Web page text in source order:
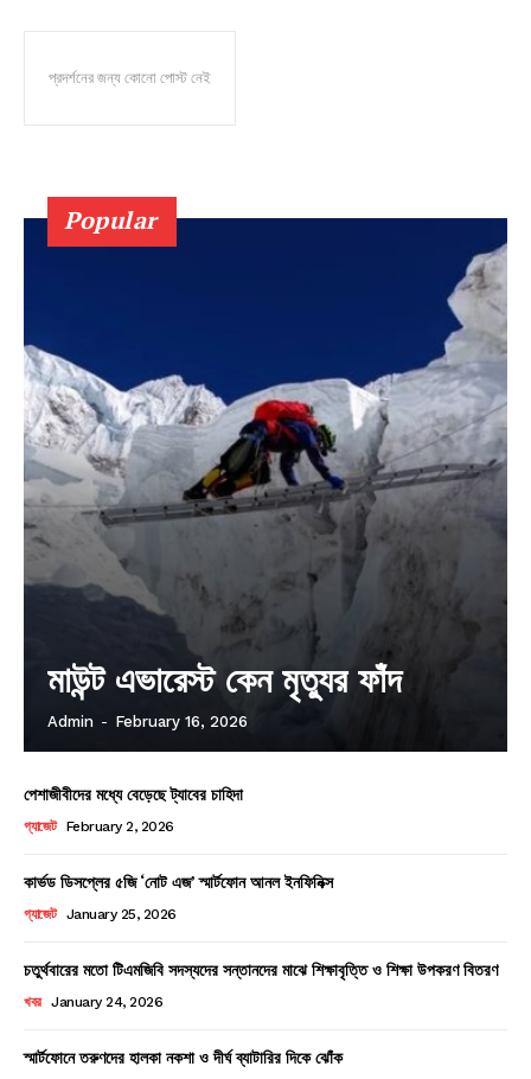
প্রদর্শনের জন্য কোনো পোস্ট নেই
Popular
মাউন্ট এভারেস্ট কেন মৃত্যুর ফাঁদ
Admin - February 16, 2026
পেশাজীবীদের মধ্যে বেড়েছে ট্যাবের চাহিদা
গ্যাজেট February 2, 2026
কার্ভড ডিসপ্লের ৫জি ‘নোট এজ’ স্মার্টফোন আনল ইনফিনিক্স
গ্যাজেট January 25, 2026
চতুর্থবারের মতো টিএমজিবি সদস্যদের সন্তানদের মাঝে শিক্ষাবৃত্তি ও শিক্ষা উপকরণ বিতরণ
খবর January 24, 2026
স্মার্টফোনে তরুণদের হালকা নকশা ও দীর্ঘ ব্যাটারির দিকে ঝোঁক